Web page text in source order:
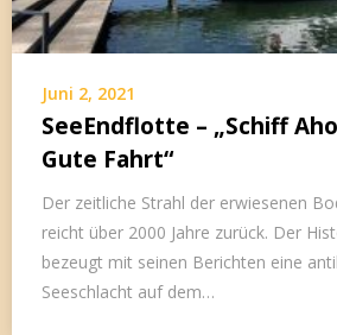
Juni 2, 2021
SeeEndflotte – „Schiff
Gute Fahrt“
Der zeitliche Strahl der erwiesenen
reicht über 2000 Jahre zurück. Der
bezeugt mit seinen Berichten eine
Seeschlacht auf dem…